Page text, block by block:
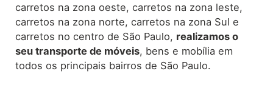
carretos na zona oeste, carretos na zona leste,
carretos na zona norte, carretos na zona Sul e
carretos no centro de São Paulo, realizamos o
seu transporte de móveis, bens e mobília em
todos os principais bairros de São Paulo.